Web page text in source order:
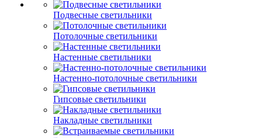
Подвесные светильники
Потолочные светильники
Настенные светильники
Настенно-потолочные светильники
Гипсовые светильники
Накладные светильники